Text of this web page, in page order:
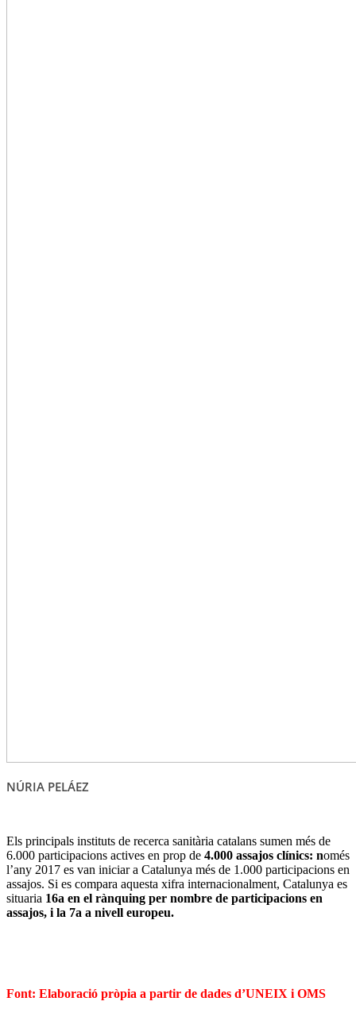
NÚRIA PELÁEZ
Els principals instituts de recerca sanitària catalans sumen més de
6.000 participacions actives en prop de 4.000 assajos clínics: només
l’any 2017 es van iniciar a Catalunya més de 1.000 participacions en
assajos. Si es compara aquesta xifra internacionalment, Catalunya es
situaria 16a en el rànquing per nombre de participacions en
assajos, i la 7a a nivell europeu.
Font: Elaboració pròpia a partir de dades d’UNEIX i OMS